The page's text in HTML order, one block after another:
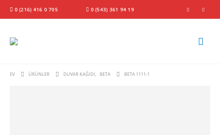
0 (216) 416 0 705 0 (543) 361 94 19
EV ÜRÜNLER DUVAR KAĞIDI, BETA BETA 1111-1